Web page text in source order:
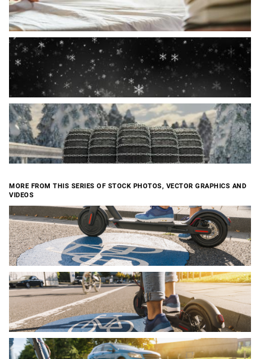
MORE FROM THIS SERIES OF STOCK PHOTOS, VECTOR GRAPHICS AND
VIDEOS